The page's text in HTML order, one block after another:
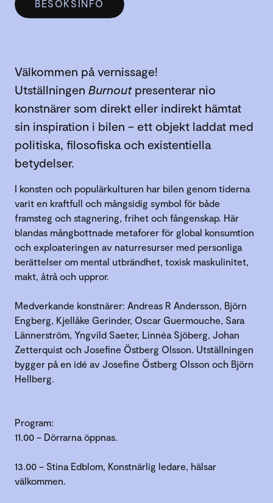
BESÖKSINFO
Välkommen på vernissage!
Utställningen Burnout presenterar nio
konstnärer som direkt eller indirekt hämtat
sin inspiration i bilen – ett objekt laddat med
politiska, filosofiska och existentiella
betydelser.
I konsten och populärkulturen har bilen genom tiderna
varit en kraftfull och mångsidig symbol för både
framsteg och stagnering, frihet och fångenskap. Här
blandas mångbottnade metaforer för global konsumtion
och exploateringen av naturresurser med personliga
berättelser om mental utbrändhet, toxisk maskulinitet,
makt, åtrå och uppror.
Medverkande konstnärer: Andreas R Andersson, Björn
Engberg, Kjellåke Gerinder, Oscar Guermouche, Sara
Lännerström, Yngvild Saeter, Linnéa Sjöberg, Johan
Zetterquist och Josefine Östberg Olsson. Utställningen
bygger på en idé av Josefine Östberg Olsson och Björn
Hellberg.
Program:
11.00 – Dörrarna öppnas.
13.00 – Stina Edblom, Konstnärlig ledare, hälsar
välkommen.